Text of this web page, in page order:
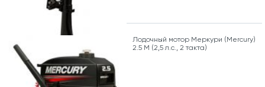
Лодочный мотор Меркури (Mercury)
2.5 M (2,5 л.с., 2 такта)